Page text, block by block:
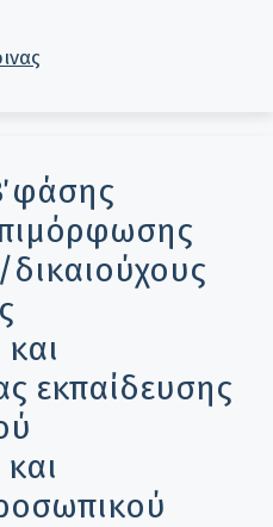
φάσης
εκπαίδευσης